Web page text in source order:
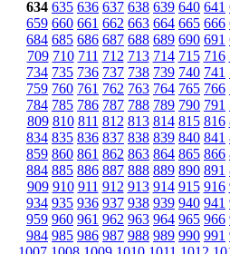
634 635 636 637 638 639 640 641
659 660 661 662 663 664 665 666
684 685 686 687 688 689 690 691
709 710 711 712 713 714 715 716
734 735 736 737 738 739 740 741
759 760 761 762 763 764 765 766
784 785 786 787 788 789 790 791
809 810 811 812 813 814 815 816
834 835 836 837 838 839 840 841
859 860 861 862 863 864 865 866
884 885 886 887 888 889 890 891
909 910 911 912 913 914 915 916
934 935 936 937 938 939 940 941
959 960 961 962 963 964 965 966
984 985 986 987 988 989 990 991